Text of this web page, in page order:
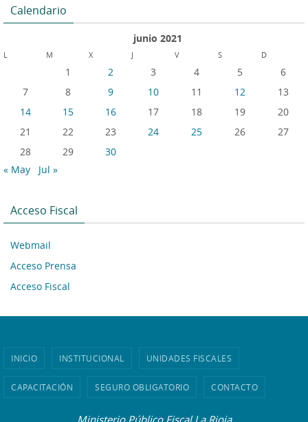
Calendario
junio 2021
L M X J V S D
1 2 3 4 5
6
7
8 9 10 11 12
13
14
15 16 17 18 19
20
21
22 23 24 25 26
27
28
29
30
« May
Jul »
Acceso Fiscal
Webmail
Acceso Prensa
Acceso Fiscal
INICIO INSTITUCIONAL UNIDADES FISCALES
CAPACITACIÓN SEGURO OBLIGATORIO CONTACTO